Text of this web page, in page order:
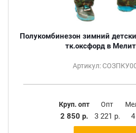
Полукомбинезон зимний детский цв.кмф/
тк.оксфорд в
Артикул:
Круп. опт
2 850 р.
Опт
3 221 р.